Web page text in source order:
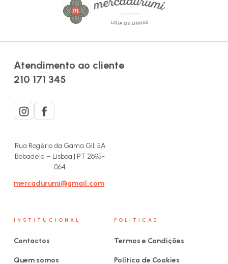
Atendimento ao cliente
210 171 345
Rua Rogério da Gama Gil, 5A
Bobadela – Lisboa | PT 2695-
064
mercadurumi@gmail.com
INSTITUCIONAL
Contactos
Quem somos
POLITICAS
Termos e Condições
Política de Cookies